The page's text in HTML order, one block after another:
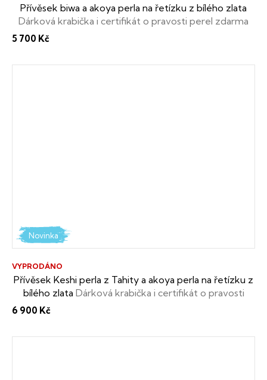
Přívěsek biwa a akoya perla na řetízku z bílého zlata
Dárková krabička i certifikát o pravosti perel zdarma
5 700 Kč
Novinka
Přívěsek Keshi perla z Tahity a akoya perla na řetízku z
bílého zlata Dárková krabička i certifikát o pravosti
VYPRODÁNO
6 900 Kč